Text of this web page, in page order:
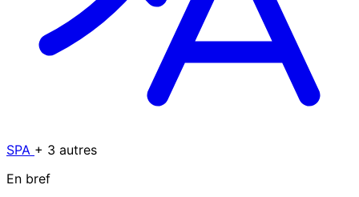
SPA + 3 autres
En bref